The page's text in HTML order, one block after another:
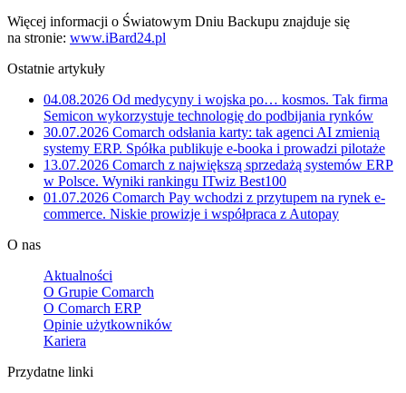
Więcej informacji o Światowym Dniu Backupu znajduje się
na stronie: www.iBard24.pl
Ostatnie artykuły
04.08.2026 Od medycyny i wojska po… kosmos. Tak firma
Semicon wykorzystuje technologię do podbijania rynków
30.07.2026 Comarch odsłania karty: tak agenci AI zmienią
systemy ERP. Spółka publikuje e-booka i prowadzi pilotaże
13.07.2026 Comarch z największą sprzedażą systemów ERP
w Polsce. Wyniki rankingu ITwiz Best100
01.07.2026 Comarch Pay wchodzi z przytupem na rynek e-
commerce. Niskie prowizje i współpraca z Autopay
O nas
Aktualności
O Grupie Comarch
O Comarch ERP
Opinie użytkowników
Kariera
Przydatne linki